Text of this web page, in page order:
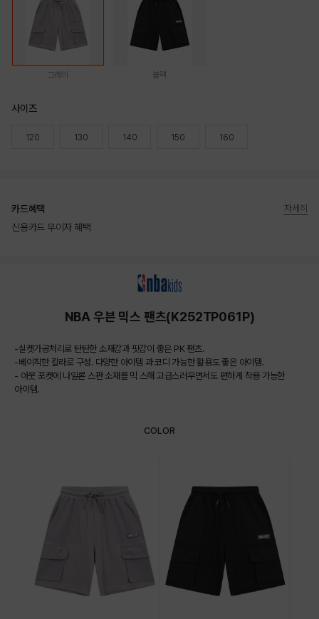
그레이 블랙
사이즈
120 130 140 150 160
카드혜택
신용카드 무이자 혜택
자세히
NBA 우븐 믹스 팬츠(K252TP061P)
-실켓가공처리로 탄탄한 소재감과 핏감이 좋은 PK 팬츠.
-베이직한 칼라로 구성. 다양한 아이템 과 코디 가능한 활용도 좋은 아이템.
- 아웃 포켓에 나일론 스판 소재를 믹 스해 고급스러우면서도 편하게 착용 가능한
아이템.
COLOR